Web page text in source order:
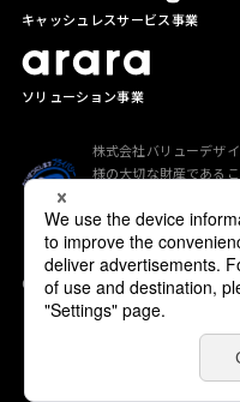
キャッシュレスサービス事業
ソリューション事業
株式会社バリューデザ
様の大切な財産である
保護に努めています。
Copyright (C) valuedesign All